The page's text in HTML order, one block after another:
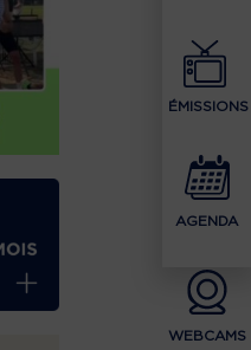
ÉMISSIONS
AGENDA
WEBCAMS